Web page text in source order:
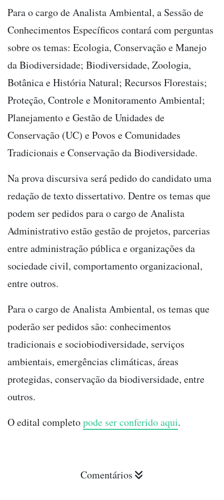
Para o cargo de Analista Ambiental, a Sessão de
Conhecimentos Específicos contará com perguntas
sobre os temas: Ecologia, Conservação e Manejo
da Biodiversidade; Biodiversidade, Zoologia,
Botânica e História Natural; Recursos Florestais;
Proteção, Controle e Monitoramento Ambiental;
Planejamento e Gestão de Unidades de
Conservação (UC) e Povos e Comunidades
Tradicionais e Conservação da Biodiversidade.
Na prova discursiva será pedido do candidato uma
redação de texto dissertativo. Dentre os temas que
podem ser pedidos para o cargo de Analista
Administrativo estão gestão de projetos, parcerias
entre administração pública e organizações da
sociedade civil, comportamento organizacional,
entre outros.
Para o cargo de Analista Ambiental, os temas que
poderão ser pedidos são: conhecimentos
tradicionais e sociobiodiversidade, serviços
ambientais, emergências climáticas, áreas
protegidas, conservação da biodiversidade, entre
outros.
O edital completopode ser conferido aqui.
Comentários